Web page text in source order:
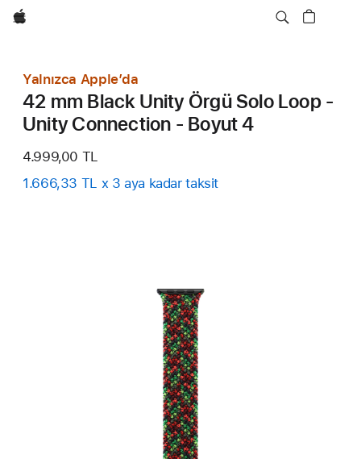
wzlhp
Yalnızca Apple’da
42 mm Black Unity Örgü Solo Loop -
Unity Connection - Boyut 4
4.999,00 TL
1.666,33 TL x 3 aya kadar taksit